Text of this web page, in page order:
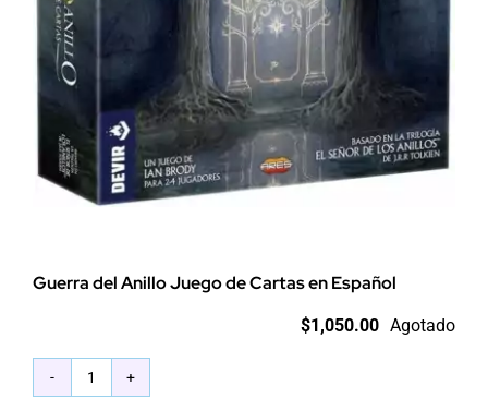
Guerra del Anillo Juego de Cartas en Español
$1,050.00 Agotado
Guerra